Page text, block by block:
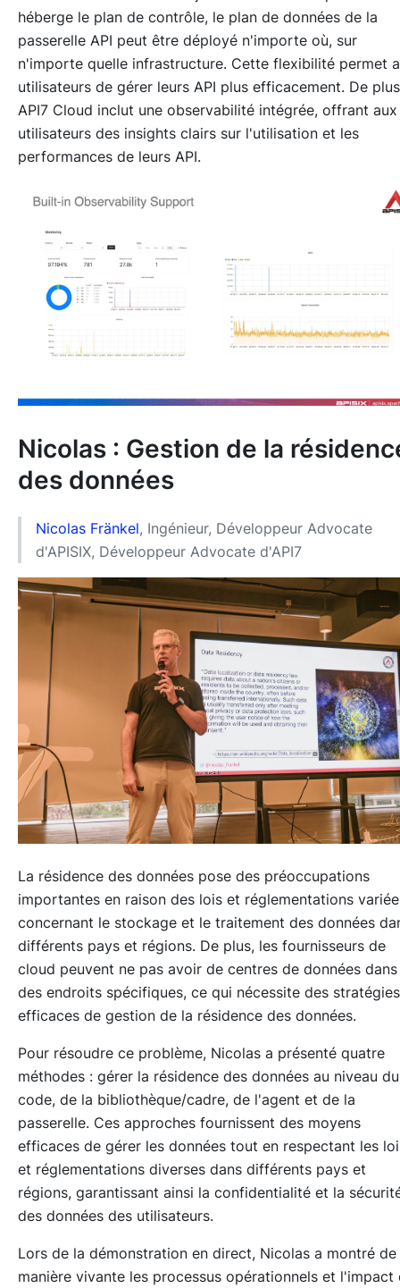
héberge le plan de contrôle, le plan de données de la
passerelle API peut être déployé n'importe où, sur
n'importe quelle infrastructure. Cette flexibilité permet
utilisateurs de gérer leurs API plus efficacement. De
API7 Cloud inclut une observabilité intégrée, offrant aux
utilisateurs des insights clairs sur l'utilisation et les
performances de leurs API.
Nicolas : Gestion de la
des données
Nicolas Fränkel, Ingénieur, Développeur Advocate
d'APISIX, Développeur Advocate d'API7
La résidence des données pose des préoccupations
importantes en raison des lois et réglementations
concernant le stockage et le traitement des données
différents pays et régions. De plus, les fournisseurs de
cloud peuvent ne pas avoir de centres de données dans
des endroits spécifiques, ce qui nécessite des stratégies
efficaces de gestion de la résidence des données.
Pour résoudre ce problème, Nicolas a présenté quatre
méthodes : gérer la résidence des données au niveau du
code, de la bibliothèque/cadre, de l'agent et de la
passerelle. Ces approches fournissent des moyens
efficaces de gérer les données tout en respectant les
et réglementations diverses dans différents pays et
régions, garantissant ainsi la confidentialité et la
des données des utilisateurs.
Lors de la démonstration en direct, Nicolas a montré de
manière vivante les processus opérationnels et l'impact